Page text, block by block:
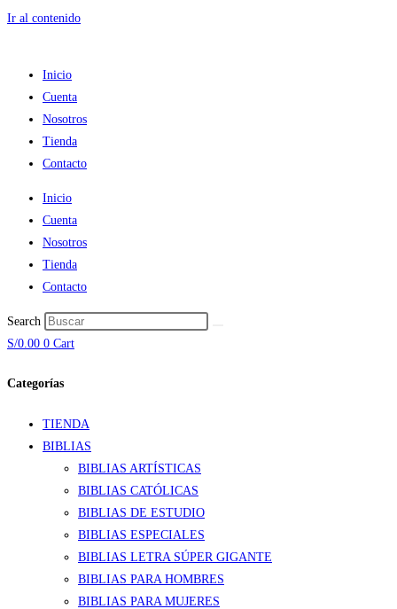
Ir al contenido
Inicio
Cuenta
Nosotros
Tienda
Contacto
Inicio
Cuenta
Nosotros
Tienda
Contacto
Search
S/0.00 0 Cart
Categorías
TIENDA
BIBLIAS
BIBLIAS ARTÍSTICAS
BIBLIAS CATÓLICAS
BIBLIAS DE ESTUDIO
BIBLIAS ESPECIALES
BIBLIAS LETRA SÚPER GIGANTE
BIBLIAS PARA HOMBRES
BIBLIAS PARA MUJERES